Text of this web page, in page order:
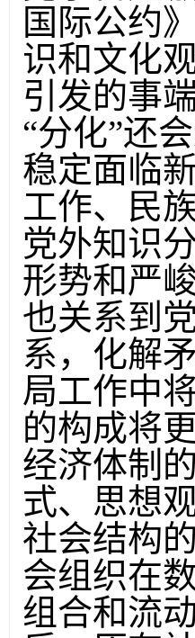
国际公约
识和文化
引发的事
“分化”还
稳定面临
工作、民
党外知识
形势和严
也关系到
系，化解
局工作中
的构成将
经济体制
式、思想
社会结构
会组织在
组合和流